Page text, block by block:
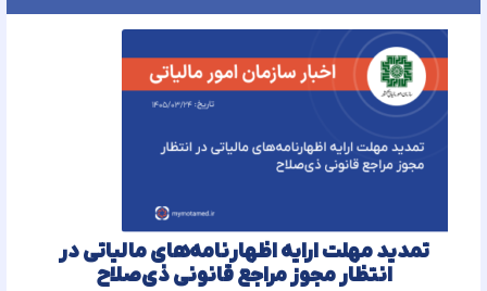
تمدید مهلت ارایه اظهارنامه‌های مالیاتی در
انتظار مجوز مراجع قانونی ذی‌‏صلاح